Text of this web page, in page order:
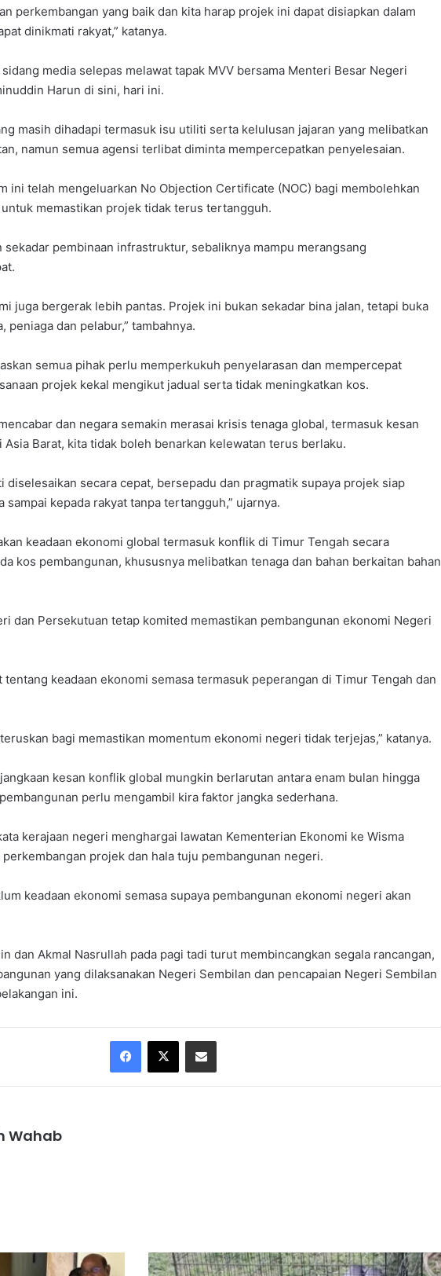
perkembangan yang baik dan kita harap projek ini dapat disiapkan dalam
dinikmati rakyat,” katanya.
media selepas melawat tapak MVV bersama Menteri Besar Negeri
Harun di sini, hari ini.
masih dihadapi termasuk isu utiliti serta kelulusan jajaran yang melibatkan
namun semua agensi terlibat diminta mempercepatkan penyelesaian.
ini telah mengeluarkan No Objection Certificate (NOC) bagi membolehkan
memastikan projek tidak terus tertangguh.
pembinaan infrastruktur, sebaliknya mampu merangsang
juga bergerak lebih pantas. Projek ini bukan sekadar bina jalan, tetapi buka
peniaga dan pelabur,” tambahnya.
semua pihak perlu memperkukuh penyelarasan dan mempercepat
projek kekal mengikut jadual serta tidak meningkatkan kos.
dan negara semakin merasai krisis tenaga global, termasuk kesan
Barat, kita tidak boleh benarkan kelewatan terus berlaku.
diselesaikan secara cepat, bersepadu dan pragmatik supaya projek siap
sampai kepada rakyat tanpa tertangguh,” ujarnya.
keadaan ekonomi global termasuk konflik di Timur Tengah secara
kos pembangunan, khususnya melibatkan tenaga dan bahan berkaitan bahan
dan Persekutuan tetap komited memastikan pembangunan ekonomi Negeri
tentang keadaan ekonomi semasa termasuk peperangan di Timur Tengah dan
bagi memastikan momentum ekonomi negeri tidak terjejas,” katanya.
kesan konflik global mungkin berlarutan antara enam bulan hingga
perlu mengambil kira faktor jangka sederhana.
kerajaan negeri menghargai lawatan Kementerian Ekonomi ke Wisma
projek dan hala tuju pembangunan negeri.
keadaan ekonomi semasa supaya pembangunan ekonomi negeri akan
dan Akmal Nasrullah pada pagi tadi turut membincangkan segala rancangan,
yang dilaksanakan Negeri Sembilan dan pencapaian Negeri Sembilan
ini.
Wahab
K